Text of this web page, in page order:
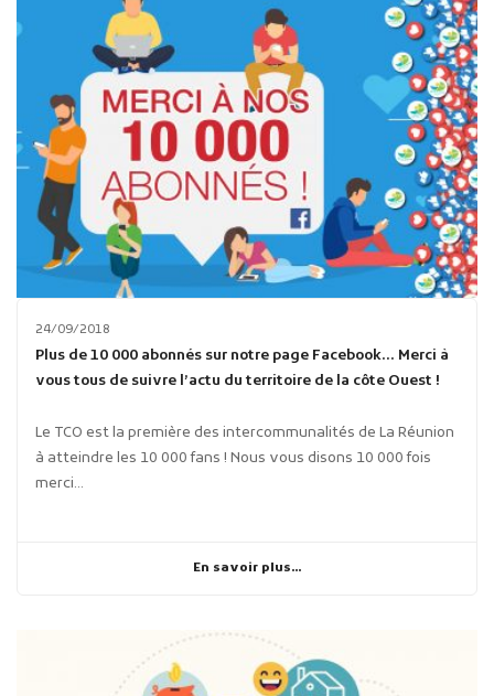
24/09/2018
Plus de 10 000 abonnés sur notre page Facebook… Merci à
vous tous de suivre l’actu du territoire de la côte Ouest !
Le TCO est la première des intercommunalités de La Réunion
à atteindre les 10 000 fans ! Nous vous disons 10 000 fois
merci...
En savoir plus...